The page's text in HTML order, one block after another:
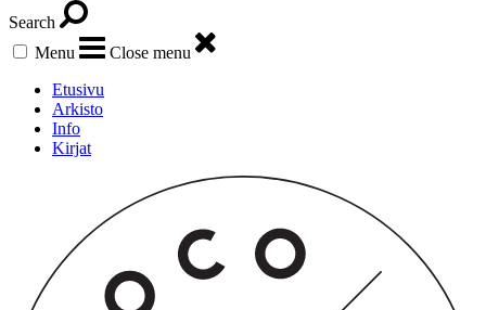
Search
Menu
Close menu
Etusivu
Arkisto
Info
Kirjat